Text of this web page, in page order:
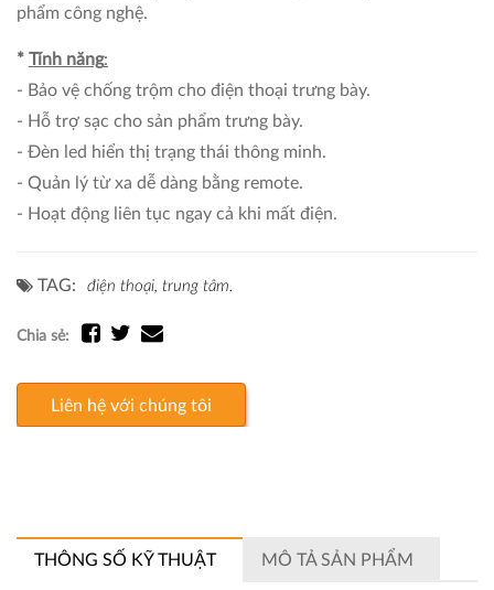
phẩm công nghệ.
* Tính năng:
- Bảo vệ chống trộm cho điện thoại trưng bày.
- Hỗ trợ sạc cho sản phẩm trưng bày.
- Đèn led hiển thị trạng thái thông minh.
- Quản lý từ xa dễ dàng bằng remote.
- Hoạt động liên tục ngay cả khi mất điện.
TAG: điện thoại, trung tâm.
Chia sẻ:
Liên hệ với chúng tôi
THÔNG SỐ KỸ THUẬT MÔ TẢ SẢN PHẨM